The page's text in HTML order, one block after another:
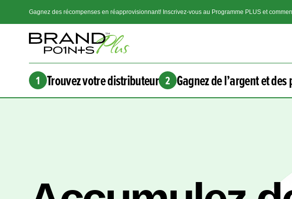
Gagnez des récompenses en réapprovisionnant! Inscrivez-vous au Programme PLUS et
1 Trouvez votre distributeur 2 Gagnez de l’argent et